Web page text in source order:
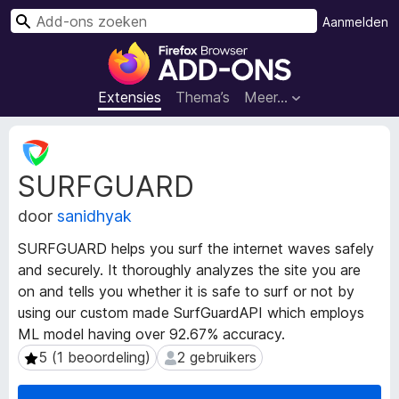
A
d
d
-
o
r
F
i
r
e
f
Extensies Thema’s Meer…
Aanmelden
Z
SURFGUARD
door sanidhyak
SURFGUARD helps you surf the internet waves safely
and securely. It thoroughly analyzes the site you are
on and tells you whether it is safe to surf or not by
using our custom made SurfGuardAPI which employs
ML model having over 92.67% accuracy.
5 (1 beoordeling)
5 (1 beoordeling) 2 gebruikers
2 gebruikers
M
e
t
a
g
g
e
v
e
n
s
v
a